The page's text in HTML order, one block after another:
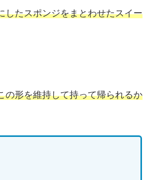
したスポンジをまとわせたスイー
の形を維持して持って帰られるか